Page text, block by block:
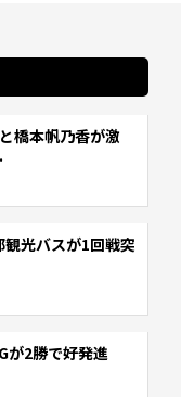
橋本帆乃香が激
光バスが1回戦突
が2勝で好発進